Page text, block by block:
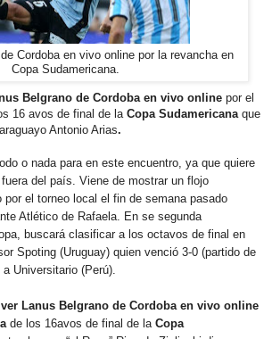
Cordoba en vivo online por la revancha en
Copa Sudamericana.
Belgrano de Cordoba en vivo online por el
16 avos de final de laCopa Sudamericana que
Antonio Arias.
o nada para en este encuentro, ya que quiere
del país. Viene de mostrar un flojo
el torneo local el fin de semana pasado
Atlético de Rafaela. En se segunda
buscará clasificar a los octavos de final en
Spoting (Uruguay) quien venció 3-0 (partido de
Universitario (Perú).
ver Lanus Belgrano de Cordoba en vivo online
de los 16avos de final de laCopa